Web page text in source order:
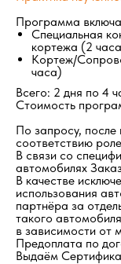
Программа
Специальная
кортежа (2
Кортеж/
часа)
Всего: 2 дня по 4
Стоимость
По запросу,
соответствию
В связи со
автомобилях
В качестве
использования
партнёра за
такого
в зависимости от
Предоплата по
Выдаём